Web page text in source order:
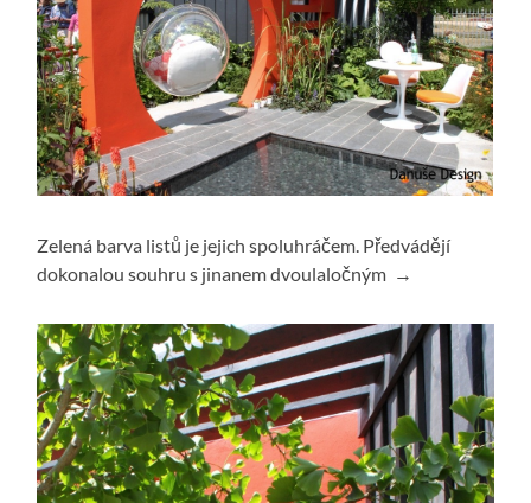
Zelená barva listů je jejich spoluhráčem. Předvádějí
dokonalou souhru s jinanem dvoulaločným →